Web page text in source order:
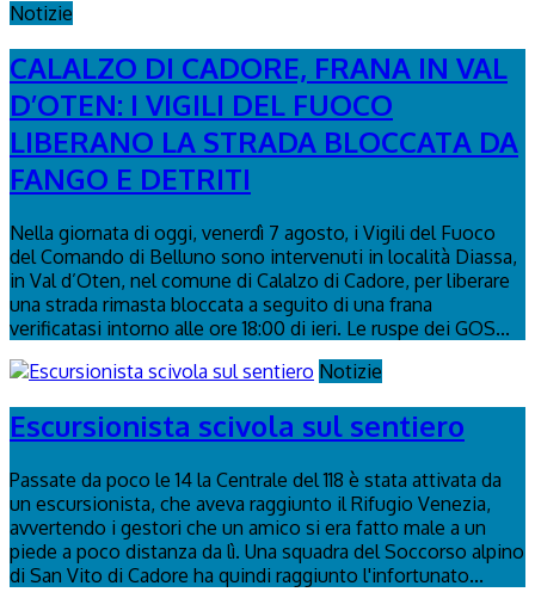
Notizie
CALALZO DI CADORE, FRANA IN VAL
D’OTEN: I VIGILI DEL FUOCO
LIBERANO LA STRADA BLOCCATA DA
FANGO E DETRITI
Nella giornata di oggi, venerdì 7 agosto, i Vigili del Fuoco
del Comando di Belluno sono intervenuti in località Diassa,
in Val d’Oten, nel comune di Calalzo di Cadore, per liberare
una strada rimasta bloccata a seguito di una frana
verificatasi intorno alle ore 18:00 di ieri. Le ruspe dei GOS...
Notizie
Escursionista scivola sul sentiero
Passate da poco le 14 la Centrale del 118 è stata attivata da
un escursionista, che aveva raggiunto il Rifugio Venezia,
avvertendo i gestori che un amico si era fatto male a un
piede a poco distanza da lì. Una squadra del Soccorso alpino
di San Vito di Cadore ha quindi raggiunto l'infortunato...